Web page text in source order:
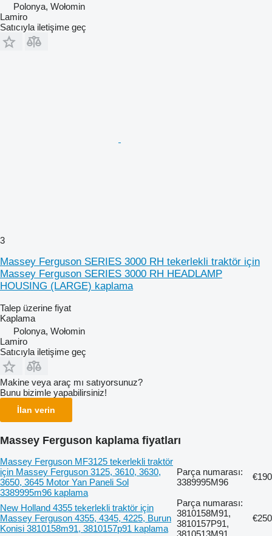
Polonya, Wołomin
Lamiro
Satıcıyla iletişime geç
3
Massey Ferguson SERIES 3000 RH tekerlekli traktör için
Massey Ferguson SERIES 3000 RH HEADLAMP
HOUSING (LARGE) kaplama
Talep üzerine fiyat
Kaplama
Polonya, Wołomin
Lamiro
Satıcıyla iletişime geç
Makine veya araç mı satıyorsunuz?
Bunu bizimle yapabilirsiniz!
İlan verin
Massey Ferguson kaplama fiyatları
Massey Ferguson MF3125 tekerlekli traktör
için Massey Ferguson 3125, 3610, 3630,
3650, 3645 Motor Yan Paneli Sol
3389995m96 kaplama
Parça numarası:
3389995M96
€190
New Holland 4355 tekerlekli traktör için
Massey Ferguson 4355, 4345, 4225, Burun
Konisi 3810158m91, 3810157p91 kaplama
Parça numarası:
3810158M91,
3810157P91,
3810513M91
€250